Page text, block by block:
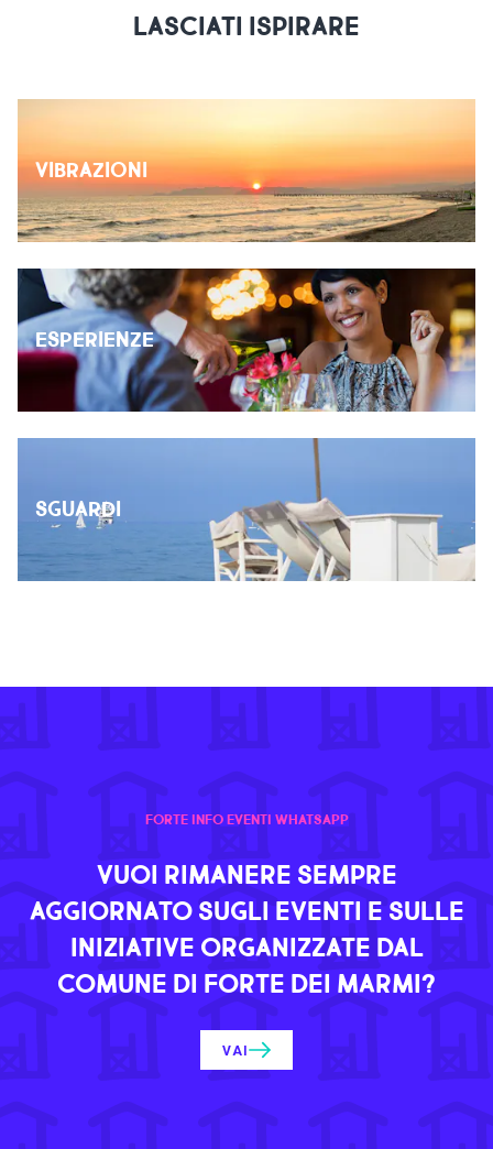
LASCIATI ISPIRARE
VIBRAZIONI
ESPERIENZE
SGUARDI
FORTE INFO EVENTI WHATSAPP
VUOI RIMANERE SEMPRE
AGGIORNATO SUGLI EVENTI E SULLE
INIZIATIVE ORGANIZZATE DAL
COMUNE DI FORTE DEI MARMI?
VAI